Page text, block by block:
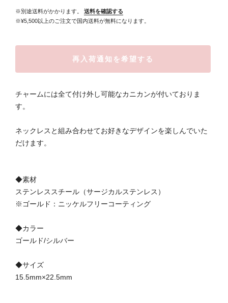
※別途送料がかかります。
送料を確認する
※¥5,500以上のご注文で国内送料が無料になります。
再入荷通知を希望する
チャームには全て付け外し可能なカニカンが付いておりま
す。
ネックレスと組み合わせてお好きなデザインを楽しんでいた
だけます。
◆素材
ステンレススチール（サージカルステンレス）
※ゴールド：ニッケルフリーコーティング
◆カラー
ゴールド/シルバー
◆サイズ
15.5mm×22.5mm